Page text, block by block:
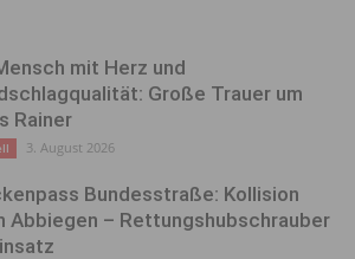
mit Herz und
Große Trauer um
Rainer
3. August 2026
Bundesstraße: Kollision
Abbiegen – Rettungshubschrauber